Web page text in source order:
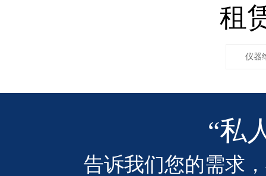
租
仪器
“私
告诉我们您的需求